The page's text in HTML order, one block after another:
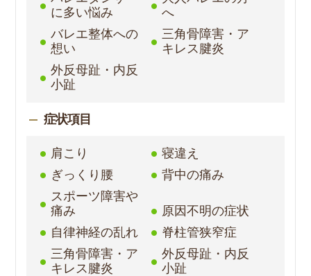
に多い悩み
へ
バレエ整体への
想い
三角骨障害・ア
キレス腱炎
外反母趾・内反
小趾
症状項目
肩こり
寝違え
ぎっくり腰
背中の痛み
スポーツ障害や
痛み
原因不明の症状
自律神経の乱れ
脊柱管狭窄症
三角骨障害・ア
キレス腱炎
外反母趾・内反
小趾